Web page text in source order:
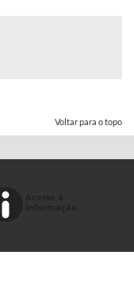
Voltar para o topo